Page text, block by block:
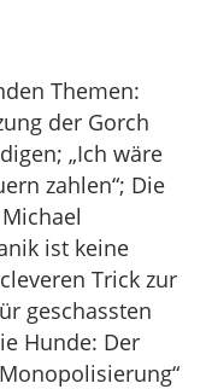
Themen:
der Gorch
„Ich wäre
zahlen“; Die
ist keine
Trick zur
geschassten
Hunde: Der